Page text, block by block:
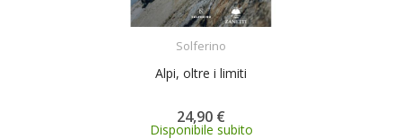
Solferino
Alpi, oltre i limiti
24,90 €
Disponibile subito